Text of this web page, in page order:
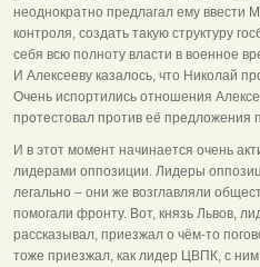
неоднократно предлагал ему ввести
контроля, создать такую структуру
себя всю полноту власти в военное
И Алексееву казалось, что Николай
Очень испортились отношения
протестовал против её предложения
И в этот момент начинается очень
лидерами оппозиции. Лидеры
легально – они же возглавляли
помогали фронту. Вот, князь Львов,
рассказывал, приезжал о чём-то
тоже приезжал, как лидер ЦВПК, с